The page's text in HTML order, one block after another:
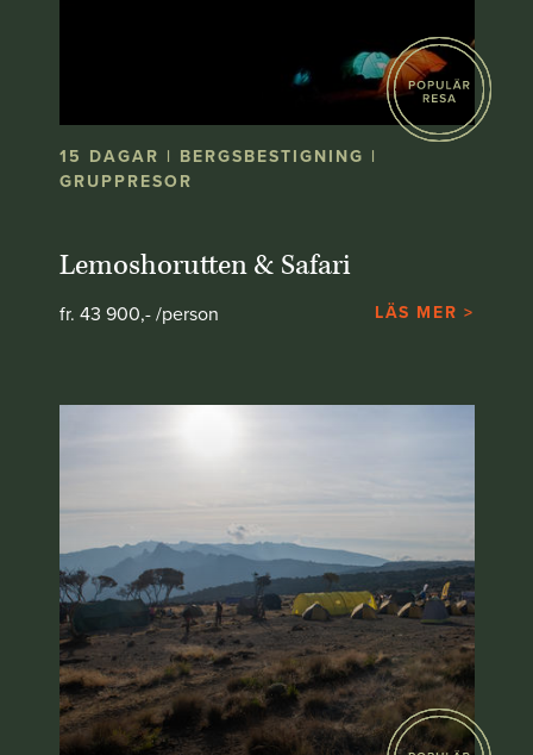
15 DAGAR | BERGSBESTIGNING |
GRUPPRESOR
Lemoshorutten & Safari
fr. 43 900,- /person LÄS MER >